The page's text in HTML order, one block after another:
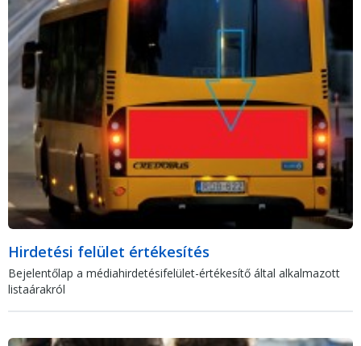
Hirdetési felület értékesítés
Bejelentőlap a médiahirdetésifelület-értékesítő által alkalmazott
listaárakról